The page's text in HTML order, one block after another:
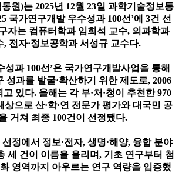
원)는 2025년 12월 23일 과학기술정보통
국가연구개발 우수성과 100선’에 3건 선
자는 컴퓨터학과 임희석 교수, 의과학과
, 전자·정보공학과 서성규 교수다.
성과 100선’은 국가연구개발사업을 통해
성과를 발굴·확산하기 위한 제도로, 2006
있다. 올해는 각 부·처·청이 추천한 970
상으로 산·학·연 전문가 평가와 대국민 공
거쳐 최종 100건이 선정됐다.
정에서 정보·전자, 생명·해양, 융합 분야
세 건이 이름을 올리며, 기초 연구부터 첨
영역까지 아우르는 연구 역량을 입증했